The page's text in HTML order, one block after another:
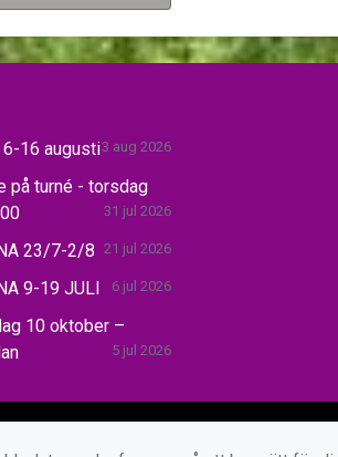
6-16 augusti3 aug 2026
på turné - torsdag
31 jul 2026
23/7-2/8 21 jul 2026
9-19 JULI 6 jul 2026
10 oktober –
5 jul 2026